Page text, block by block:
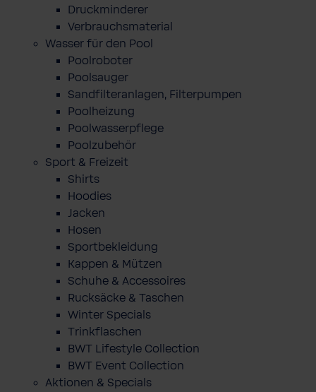
Druckminderer
Verbrauchsmaterial
Wasser für den Pool
Poolroboter
Poolsauger
Sandfilteranlagen, Filterpumpen
Poolheizung
Poolwasserpflege
Poolzubehör
Sport & Freizeit
Shirts
Hoodies
Jacken
Hosen
Sportbekleidung
Kappen & Mützen
Schuhe & Accessoires
Rucksäcke & Taschen
Winter Specials
Trinkflaschen
BWT Lifestyle Collection
BWT Event Collection
Aktionen & Specials